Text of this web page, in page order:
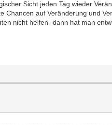
Sicht jeden Tag wieder
Chancen auf Veränderung und
nicht helfen- dann hat man